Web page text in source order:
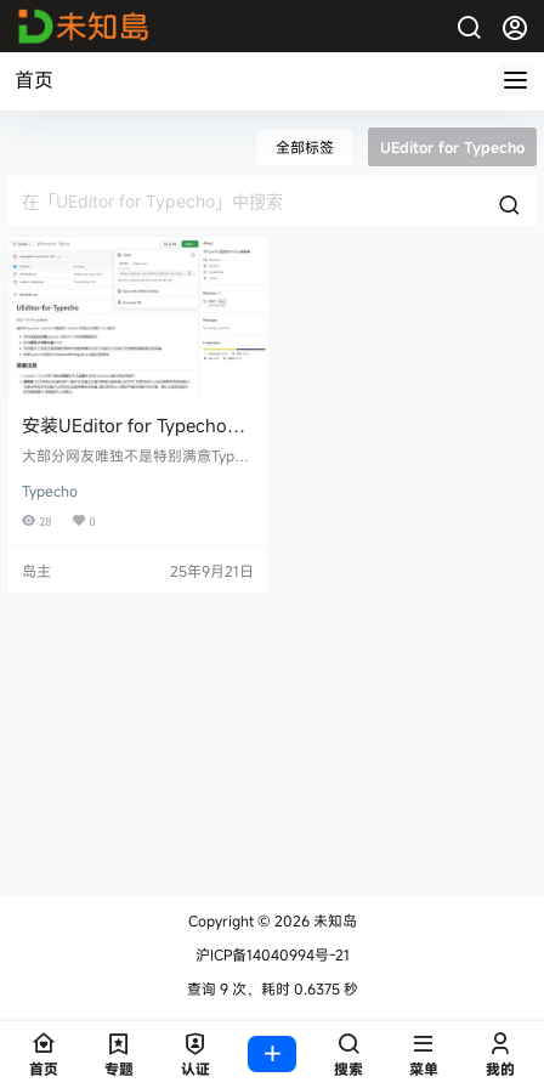
首页
全部标签 UEditor for Typecho
安装UEditor for Typecho丰
富Typecho编辑器功能
大部分网友唯独不是特别满意Typec
n编辑器。毕竟官方考虑到是整个程
序的体积和轻便，不过对于很多人
功能，其中可以安装的是UEditor fo
Typecho
28 0
岛主 25年9月21日
Copyright © 2026未知岛
沪ICP备14040994号-21
查询 9 次，耗时 0.6375 秒
首页 专题 认证 搜索 菜单 我的